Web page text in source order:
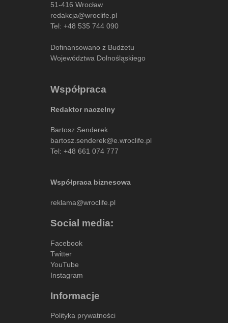
51-416 Wrocław
redakcja@wroclife.pl
Tel: +48 535 744 090
Dofinansowano z Budżetu
Województwa Dolnośląskiego
Współpraca
Redaktor naczelny
Bartosz Senderek
bartosz.senderek@e.wroclife.pl
Tel: +48 661 074 777
Współpraca biznesowa
reklama@wroclife.pl
Social media:
Facebook
Twitter
YouTube
Instagram
Informacje
Polityka prywatności